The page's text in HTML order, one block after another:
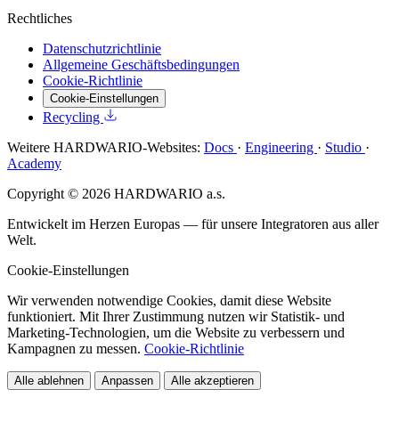
Rechtliches
Datenschutzrichtlinie
Allgemeine Geschäftsbedingungen
Cookie-Richtlinie
Cookie-Einstellungen
Recycling
Weitere HARDWARIO-Websites: Docs · Engineering · Studio ·
Academy
Copyright © 2026 HARDWARIO a.s.
Entwickelt im Herzen Europas — für unsere Integratoren aus aller
Welt.
Cookie-Einstellungen
Wir verwenden notwendige Cookies, damit diese Website
funktioniert. Mit Ihrer Zustimmung nutzen wir Statistik- und
Marketing-Technologien, um die Website zu verbessern und
Kampagnen zu messen. Cookie-Richtlinie
Alle ablehnen Anpassen Alle akzeptieren